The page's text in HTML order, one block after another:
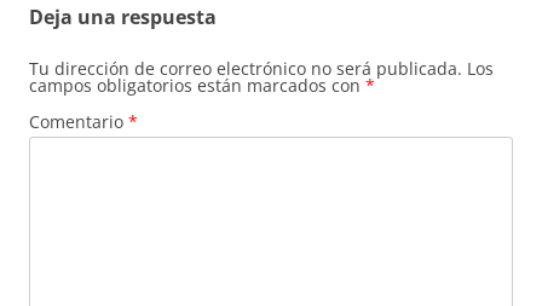
Deja una respuesta
Tu dirección de correo electrónico no será publicada. Los
campos obligatorios están marcados con *
Comentario *